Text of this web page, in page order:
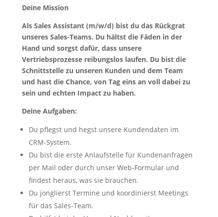
Deine Mission
Als Sales Assistant (m/w/d) bist du das Rückgrat
unseres Sales-Teams. Du hältst die Fäden in der
Hand und sorgst dafür, dass unsere
Vertriebsprozesse reibungslos laufen. Du bist die
Schnittstelle zu unseren Kunden und dem Team
und hast die Chance, von Tag eins an voll dabei zu
sein und echten Impact zu haben.
Deine Aufgaben:
Du pflegst und hegst unsere Kundendaten im
CRM-System.
Du bist die erste Anlaufstelle für Kundenanfragen
per Mail oder durch unser Web-Formular und
findest heraus, was sie brauchen.
Du jonglierst Termine und koordinierst Meetings
für das Sales-Team.